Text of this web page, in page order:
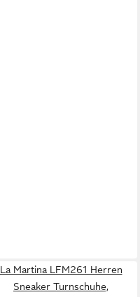
La Martina LFM261 Herren
Sneaker Turnschuhe,